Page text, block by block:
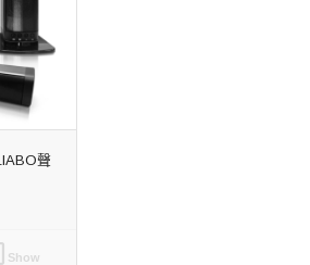
聲
Show